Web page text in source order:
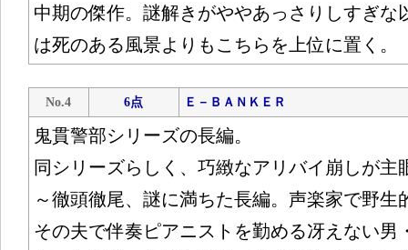
中期の傑作。謎解きがややあっさりしすぎな
は死のある風景よりもこちらを上位に置く。
No.4 6点 Ｅ－ＢＡＮＫＥＲ
鬼貫警部シリーズの長編。
同シリーズらしく、巧緻なアリバイ崩しが主
～徹頭徹尾、謎に満ちた長編。声楽家で野生
その夫で伴奏ピアニストを勤める冴えない男